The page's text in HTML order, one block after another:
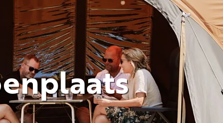
Contact
Kunnen we je helpen?
Contact & Veelgestelde vragen
Volg ons op social media